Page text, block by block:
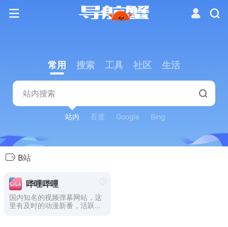
常用 搜索 工具 社区 生活
站内 百度 Google Bing
B站
哔哩哔哩
国内知名的视频弹幕网站，这
里有及时的动漫新番，活跃的